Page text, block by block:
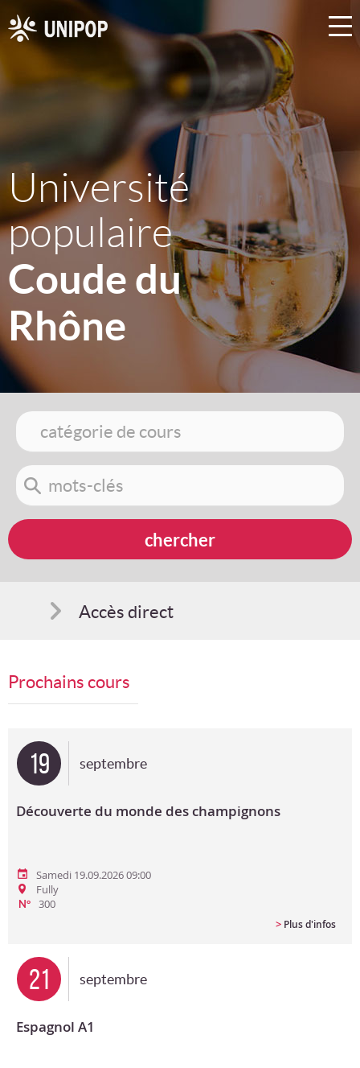
Université
populaire
Coude du
Rhône
Accès direct
Suggestions
Programme en PDF
Prochains cours
19 septembre
Découverte du monde des champignons
Samedi 19.09.2026 09:00
Fully
N°
300
> Plus d'infos
21 septembre
Espagnol A1